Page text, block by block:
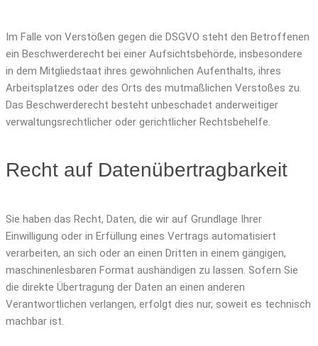
Im Falle von Verstößen gegen die DSGVO steht den Betroffenen
ein Beschwerderecht bei einer Aufsichtsbehörde, insbesondere
in dem Mitgliedstaat ihres gewöhnlichen Aufenthalts, ihres
Arbeitsplatzes oder des Orts des mutmaßlichen Verstoßes zu.
Das Beschwerderecht besteht unbeschadet anderweitiger
verwaltungsrechtlicher oder gerichtlicher Rechtsbehelfe.
Recht auf Daten­übertrag­barkeit
Sie haben das Recht, Daten, die wir auf Grundlage Ihrer
Einwilligung oder in Erfüllung eines Vertrags automatisiert
verarbeiten, an sich oder an einen Dritten in einem gängigen,
maschinenlesbaren Format aushändigen zu lassen. Sofern Sie
die direkte Übertragung der Daten an einen anderen
Verantwortlichen verlangen, erfolgt dies nur, soweit es technisch
machbar ist.